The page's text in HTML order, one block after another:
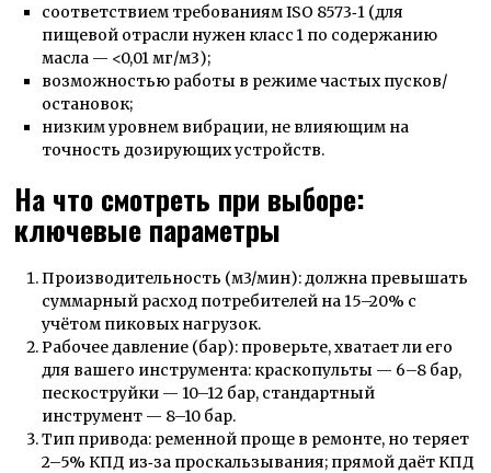
соответствием требованиям ISO 8573‑1 (для
пищевой отрасли нужен класс 1 по содержанию
масла — <0,01 мг/м3);
возможностью работы в режиме частых пусков/
остановок;
низким уровнем вибрации, не влияющим на
точность дозирующих устройств.
На что смотреть при выборе:
ключевые параметры
Производительность (м3/мин): должна превышать
суммарный расход потребителей на 15–20% с
учётом пиковых нагрузок.
Рабочее давление (бар): проверьте, хватает ли его
для вашего инструмента: краскопульты — 6–8 бар,
пескоструйки — 10–12 бар, стандартный
инструмент — 8–10 бар.
Тип привода: ременной проще в ремонте, но теряет
2–5% КПД из‑за проскальзывания; прямой даёт КПД